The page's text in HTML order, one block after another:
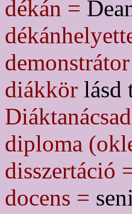
dékán =
diákkör lásd
diploma
disszertáció
docens =